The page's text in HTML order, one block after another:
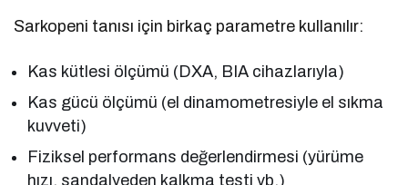
Sarkopeni tanısı için birkaç parametre kullanılır:
Kas kütlesi ölçümü (DXA, BIA cihazlarıyla)
Kas gücü ölçümü (el dinamometresiyle el sıkma
kuvveti)
Fiziksel performans değerlendirmesi (yürüme
hızı, sandalyeden kalkma testi vb.)